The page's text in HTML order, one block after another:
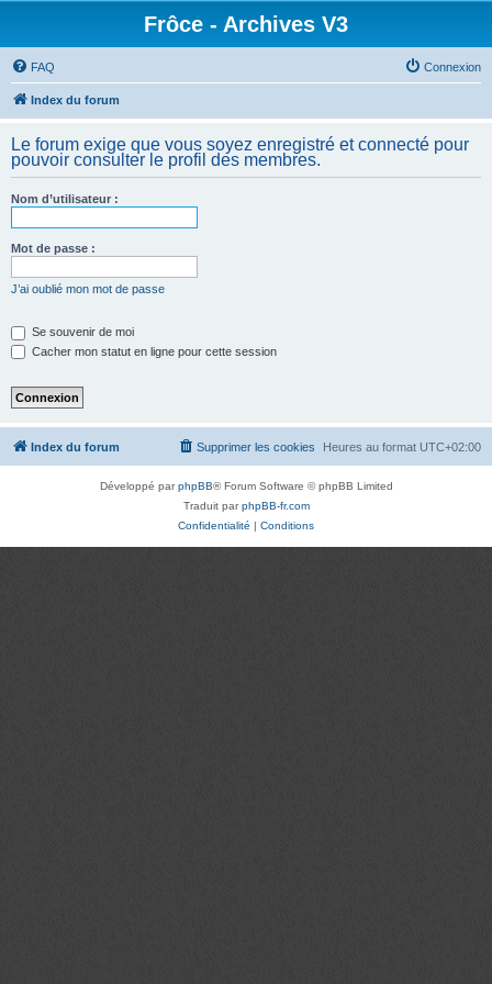
Frôce - Archives V3
FAQ Connexion
Index du forum
Le forum exige que vous soyez enregistré et connecté pour
pouvoir consulter le profil des membres.
Nom d’utilisateur :
Mot de passe :
J’ai oublié mon mot de passe
Se souvenir de moi
Cacher mon statut en ligne pour cette session
Index du forum Heures au format UTC+02:00
Supprimer les cookies
Développé parphpBB® Forum Software © phpBB Limited
Traduit parphpBB-fr.com
Confidentialité | Conditions